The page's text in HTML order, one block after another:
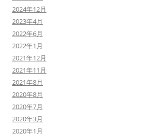
2024年12月
2023年4月
2022年6月
2022年1月
2021年12月
2021年11月
2021年8月
2020年8月
2020年7月
2020年3月
2020年1月